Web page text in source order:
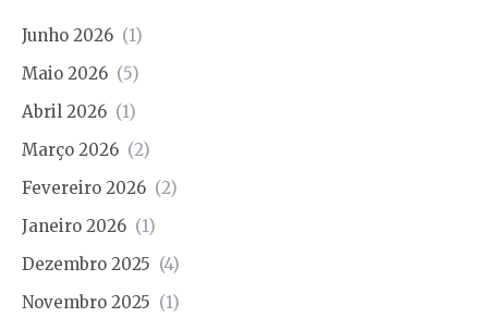
Junho 2026 (1)
Maio 2026 (5)
Abril 2026 (1)
Março 2026 (2)
Fevereiro 2026 (2)
Janeiro 2026 (1)
Dezembro 2025 (4)
Novembro 2025 (1)